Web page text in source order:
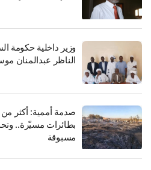
تدين انتهاكات
وتطالب بمحاسبة
حركات مسلحة
ترحب
وزير داخلية حكومة السلام
الناظر عبدالمنان موسى
صدمة
بطائرات مسيّرة.. وتحذير من
مسبوقة